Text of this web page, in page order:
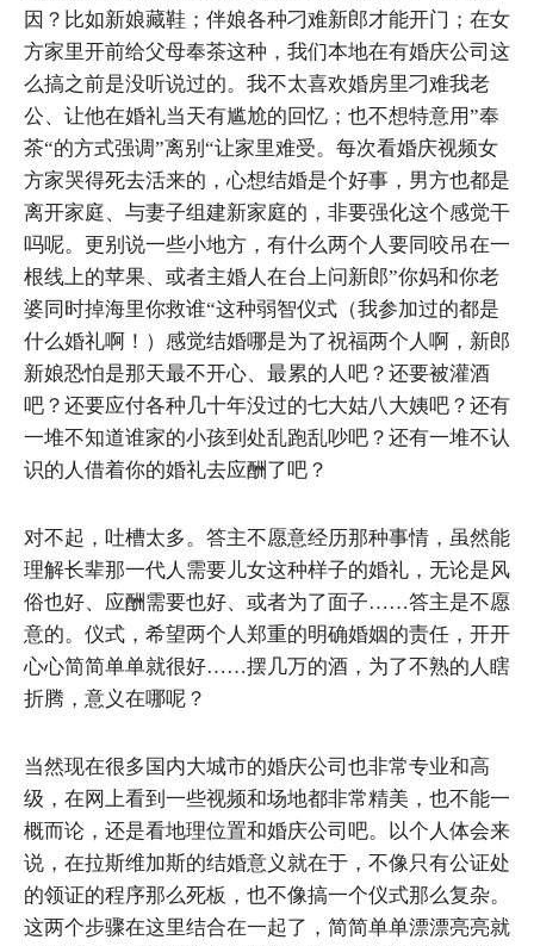
因？比如新娘藏鞋；伴娘各种刁难新郎才能开门；在女
方家里开前给父母奉茶这种，我们本地在有婚庆公司这
么搞之前是没听说过的。我不太喜欢婚房里刁难我老
公、让他在婚礼当天有尴尬的回忆；也不想特意用”奉
茶“的方式强调”离别“让家里难受。每次看婚庆视频女
方家哭得死去活来的，心想结婚是个好事，男方也都是
离开家庭、与妻子组建新家庭的，非要强化这个感觉干
吗呢。更别说一些小地方，有什么两个人要同咬吊在一
根线上的苹果、或者主婚人在台上问新郎”你妈和你老
婆同时掉海里你救谁“这种弱智仪式（我参加过的都是
什么婚礼啊！）感觉结婚哪是为了祝福两个人啊，新郎
新娘恐怕是那天最不开心、最累的人吧？还要被灌酒
吧？还要应付各种几十年没过的七大姑八大姨吧？还有
一堆不知道谁家的小孩到处乱跑乱吵吧？还有一堆不认
识的人借着你的婚礼去应酬了吧？
对不起，吐槽太多。答主不愿意经历那种事情，虽然能
理解长辈那一代人需要儿女这种样子的婚礼，无论是风
俗也好、应酬需要也好、或者为了面子……答主是不愿
意的。仪式，希望两个人郑重的明确婚姻的责任，开开
心心简简单单就很好……摆几万的酒，为了不熟的人瞎
折腾，意义在哪呢？
当然现在很多国内大城市的婚庆公司也非常专业和高
级，在网上看到一些视频和场地都非常精美，也不能一
概而论，还是看地理位置和婚庆公司吧。以个人体会来
说，在拉斯维加斯的结婚意义就在于，不像只有公证处
的领证的程序那么死板，也不像搞一个仪式那么复杂。
这两个步骤在这里结合在一起了，简简单单漂漂亮亮就